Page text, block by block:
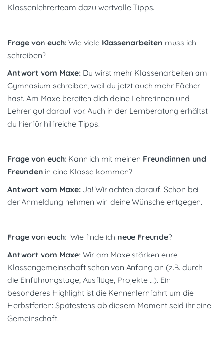
Klassenlehrerteam dazu wertvolle Tipps.
Frage von euch: Wie viele Klassenarbeiten muss ich
schreiben?
Antwort vom Maxe: Du wirst mehr Klassenarbeiten am
Gymnasium schreiben, weil du jetzt auch mehr Fächer
hast. Am Maxe bereiten dich deine Lehrerinnen und
Lehrer gut darauf vor. Auch in der Lernberatung erhältst
du hierfür hilfreiche Tipps.
Frage von euch: Kann ich mit meinen Freundinnen und
Freunden in eine Klasse kommen?
Antwort vom Maxe: Ja! Wir achten darauf. Schon bei
der Anmeldung nehmen wir deine Wünsche entgegen.
Frage von euch: Wie finde ich neue Freunde?
Antwort vom Maxe: Wir am Maxe stärken eure
Klassengemeinschaft schon von Anfang an (z.B. durch
die Einführungstage, Ausflüge, Projekte …). Ein
besonderes Highlight ist die Kennenlernfahrt um die
Herbstferien: Spätestens ab diesem Moment seid ihr eine
Gemeinschaft!